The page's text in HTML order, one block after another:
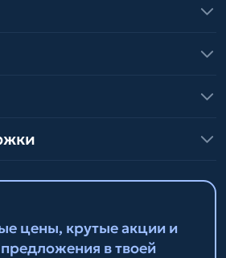
цены, крутые акции и
в твоей